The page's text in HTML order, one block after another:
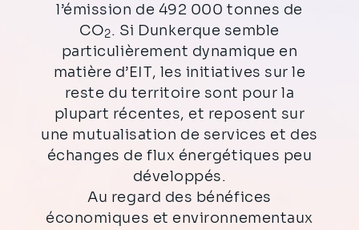
l’émission de 492 000 tonnes de
CO2. Si Dunkerque semble
particulièrement dynamique en
matière d’EIT, les initiatives sur le
reste du territoire sont pour la
plupart récentes, et reposent sur
une mutualisation de services et des
échanges de flux énergétiques peu
développés.
Au regard des bénéfices
économiques et environnementaux